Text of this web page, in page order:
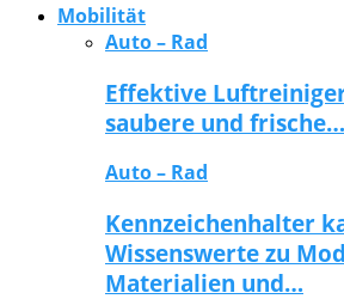
Mobilität
Auto – Rad
Effektive
saubere und frische…
Auto – Rad
Kennzeichenhalter
Wissenswerte zu
Materialien und…